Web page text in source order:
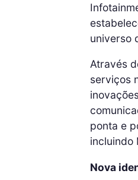
universo
Através
serviços
ponta e
incluindo
Nova